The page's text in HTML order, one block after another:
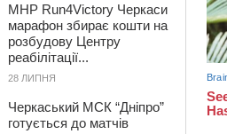
MHP Run4Victory Черкаси
марафон збирає кошти на
розбудову Центру
реабілітації...
28 ЛИПНЯ
Черкаський МСК “Дніпро”
готується до матчів